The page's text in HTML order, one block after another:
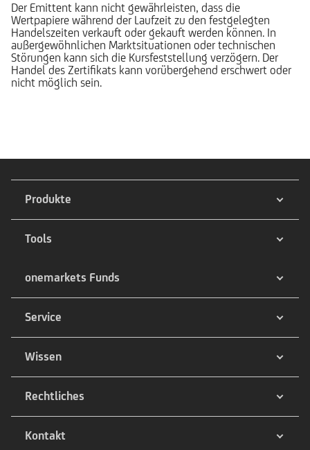
Der Emittent kann nicht gewährleisten, dass die
Wertpapiere während der Laufzeit zu den festgelegten
Handelszeiten verkauft oder gekauft werden können. In
außergewöhnlichen Marktsituationen oder technischen
Störungen kann sich die Kursfeststellung verzögern. Der
Handel des Zertifikats kann vorübergehend erschwert oder
nicht möglich sein.
Produkte
Tools
onemarkets Funds
Service
Wissen
Rechtliches
Kontakt